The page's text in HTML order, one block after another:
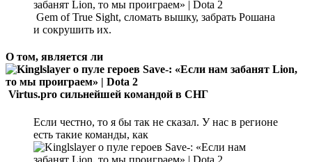
Gem of True Sight, сломать вышку, забрать Рошана
и сокрушить их.
О том, является ли
Virtus.pro сильнейшей командой в СНГ
Если честно, то я бы так не сказал. У нас в регионе
есть такие команды, как